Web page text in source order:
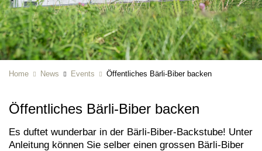
Home News Events Öffentliches Bärli-Biber backen
Öffentliches Bärli-Biber backen
Es duftet wunderbar in der Bärli-Biber-Backstube! Unter
Anleitung können Sie selber einen grossen Bärli-Biber